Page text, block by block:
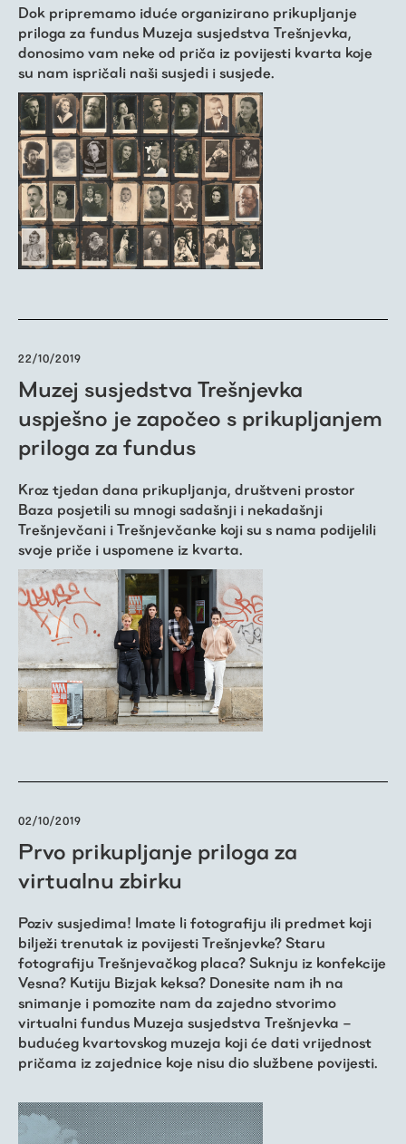
Dok pripremamo iduće organizirano prikupljanje
priloga za fundus Muzeja susjedstva Trešnjevka,
donosimo vam neke od priča iz povijesti kvarta koje
su nam ispričali naši susjedi i susjede.
22/10/2019
Muzej susjedstva Trešnjevka
uspješno je započeo s prikupljanjem
priloga za fundus
Kroz tjedan dana prikupljanja, društveni prostor
Baza posjetili su mnogi sadašnji i nekadašnji
Trešnjevčani i Trešnjevčanke koji su s nama podijelili
svoje priče i uspomene iz kvarta.
02/10/2019
Prvo prikupljanje priloga za
virtualnu zbirku
Poziv susjedima! Imate li fotografiju ili predmet koji
bilježi trenutak iz povijesti Trešnjevke? Staru
fotografiju Trešnjevačkog placa? Suknju iz konfekcije
Vesna? Kutiju Bizjak keksa? Donesite nam ih na
snimanje i pomozite nam da zajedno stvorimo
virtualni fundus Muzeja susjedstva Trešnjevka –
budućeg kvartovskog muzeja koji će dati vrijednost
pričama iz zajednice koje nisu dio službene povijesti.